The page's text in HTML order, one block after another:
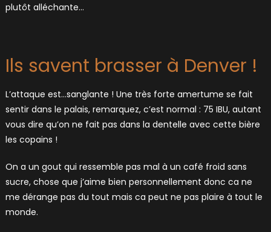
plutôt alléchante…
Ils savent brasser à Denver !
L’attaque est…sanglante ! Une très forte amertume se fait
sentir dans le palais, remarquez, c’est normal : 75 IBU, autant
vous dire qu’on ne fait pas dans la dentelle avec cette bière
les copains !
On a un gout qui ressemble pas mal à un café froid sans
sucre, chose que j’aime bien personnellement donc ca ne
me dérange pas du tout mais ca peut ne pas plaire à tout le
monde.